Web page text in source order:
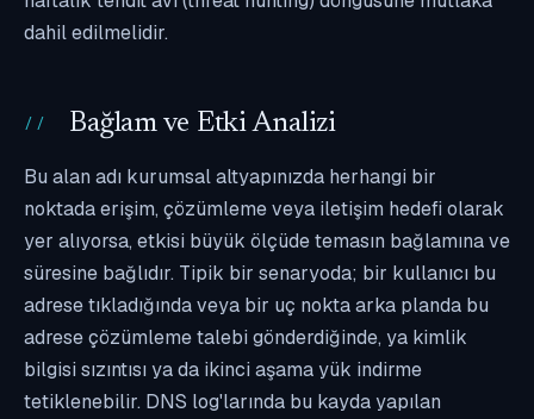
dahil edilmelidir.
Bağlam ve Etki Analizi
Bu alan adı kurumsal altyapınızda herhangi bir
noktada erişim, çözümleme veya iletişim hedefi olarak
yer alıyorsa, etkisi büyük ölçüde temasın bağlamına ve
süresine bağlıdır. Tipik bir senaryoda; bir kullanıcı bu
adrese tıkladığında veya bir uç nokta arka planda bu
adrese çözümleme talebi gönderdiğinde, ya kimlik
bilgisi sızıntısı ya da ikinci aşama yük indirme
tetiklenebilir. DNS log'larında bu kayda yapılan